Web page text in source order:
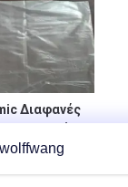
Διαφανές
wolffwang